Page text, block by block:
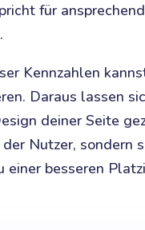
für
Kennzahlen
Daraus lassen
deiner Seite
Nutzer, sondern
einer besseren